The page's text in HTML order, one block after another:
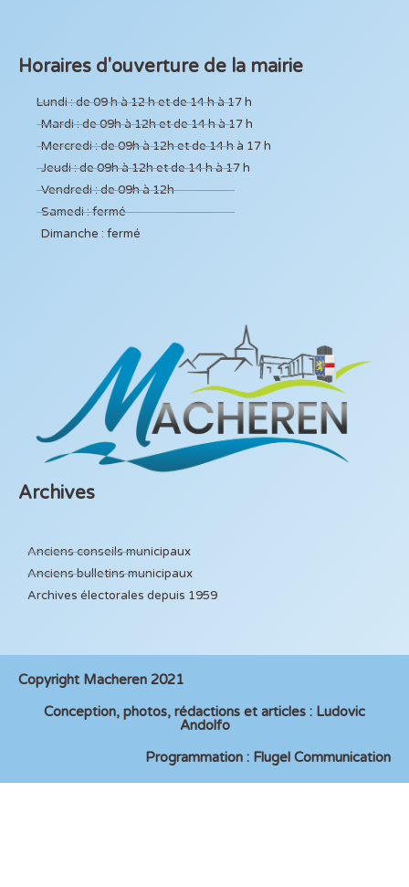
Horaires d'ouverture de la mairie
Lundi : de 09 h à 12 h et de 14 h à 17 h
Mardi : de 09h à 12h et de 14 h à 17 h
Mercredi : de 09h à 12h et de 14 h à 17 h
Jeudi : de 09h à 12h et de 14 h à 17 h
Vendredi : de 09h à 12h
Samedi : fermé
Dimanche : fermé
Archives
Anciens conseils municipaux
Anciens bulletins municipaux
Archives électorales depuis 1959
Copyright Macheren 2021
Conception, photos, rédactions et articles : Ludovic
Andolfo
Programmation : Flugel Communication